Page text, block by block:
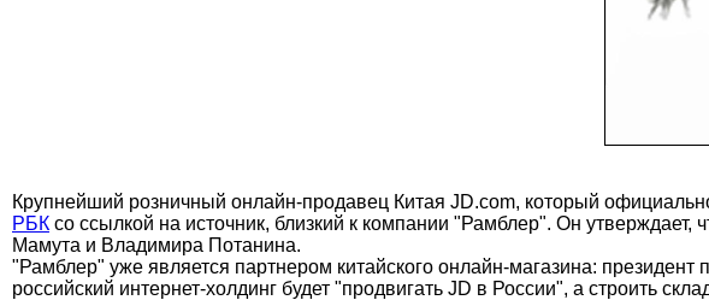
Крупнейший розничный онлайн-продавец Китая JD.com, который
РБК со ссылкой на источник, близкий к компании "Рамблер". Он утверждает,
Мамута и Владимира Потанина.
"Рамблер" уже является партнером китайского онлайн-магазина:
российский интернет-холдинг будет "продвигать JD в России", а строить